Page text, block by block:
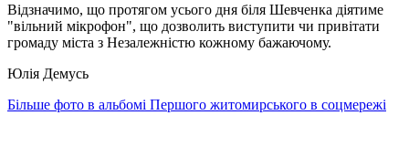
Відзначимо, що протягом усього дня біля Шевченка діятиме
"вільний мікрофон", що дозволить виступити чи привітати
громаду міста з Незалежністю кожному бажаючому.
Юлія Демусь
Більше фото в альбомі Першого житомирського в соцмережі